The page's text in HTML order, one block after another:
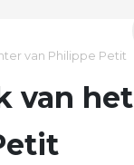
van Philippe Petit
van het